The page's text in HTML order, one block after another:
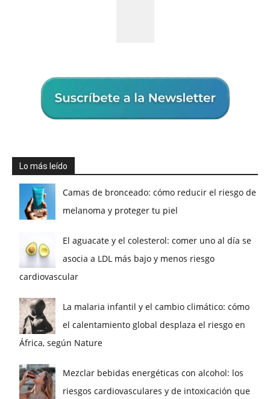
Lo más leído
Camas de bronceado: cómo reducir el riesgo de
melanoma y proteger tu piel
El aguacate y el colesterol: comer uno al día se
asocia a LDL más bajo y menos riesgo
cardiovascular
La malaria infantil y el cambio climático: cómo
el calentamiento global desplaza el riesgo en
África, según Nature
Mezclar bebidas energéticas con alcohol: los
riesgos cardiovasculares y de intoxicación que